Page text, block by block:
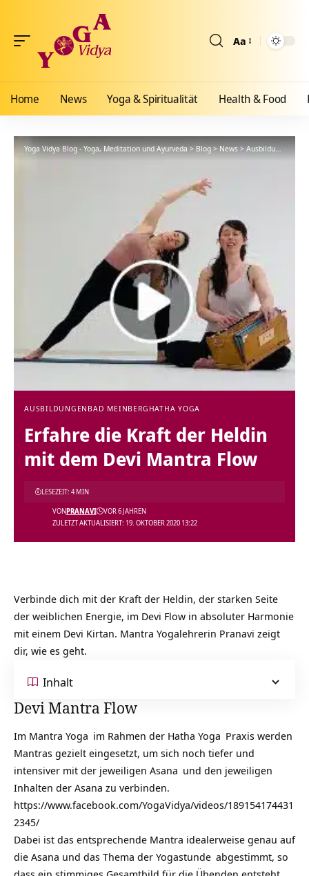
Aa
Home News Yoga & Spiritualität Health & Food
Yoga Vidya Blog - Yoga, Meditation und Ayurveda>Blog>News>Ausbildungen >
AUSBILDUNGEN BAD MEINBERG HATHA YOGA
Erfahre die Kraft der Heldin
mit dem Devi Mantra Flow
ZULETZT AKTUALISIERT: 19. OKTOBER 2020 13:22
VONPRANAVI VOR 6 JAHREN
LESEZEIT: 4 MIN
Verbinde dich mit der Kraft der Heldin, der starken Seite
der weiblichen Energie, im Devi Flow in absoluter Harmonie
mit einem Devi Kirtan. Mantra Yogalehrerin Pranavi zeigt
dir, wie es geht.
Inhalt
Devi Mantra Flow
Im Mantra Yoga im Rahmen der Hatha Yoga Praxis werden
Mantras gezielt eingesetzt, um sich noch tiefer und
intensiver mit der jeweiligen Asana und den jeweiligen
Inhalten der Asana zu verbinden.
https://www.facebook.com/YogaVidya/videos/189154174431
2345/
Dabei ist das entsprechende Mantra idealerweise genau auf
die Asana und das Thema der Yogastunde abgestimmt, so